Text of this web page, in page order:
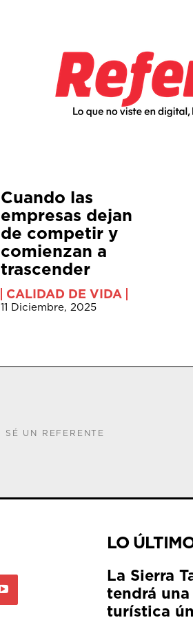
Cuando las
empresas dejan
de competir y
comienzan a
trascender
CALIDAD DE VIDA
11 Diciembre, 2025
SÉ UN REFERENTE
LO
La Sierra
tendrá
turística